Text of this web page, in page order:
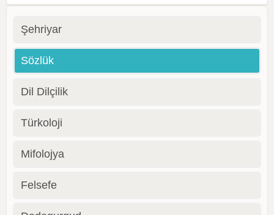
Şehriyar
Sözlük
Dil Dilçilik
Türkoloji
Mifolojya
Felsefe